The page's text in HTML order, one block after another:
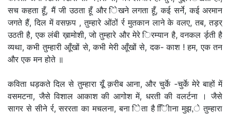
सच कहता हूँ, मैं जी उठता हूँ और िेखने लगता हूँ, कई सर्ने, कई अरमान
जगते हैं, दिल में वसफ़प , तुम्हारे ओंठों र्र मुतकान लाने के वलए, तब, तड़र्
उठती है, एक लंबी ख़ामोशी, जो तुम्हारे और मेरे िरम्यान है, वनकल र्ड़ती है
व्यथा, कभी तुम्हारी आूँखों से, कभी मेरी आूँखों से, दक- काश ! हम, एक तन
और एक मन होते ॥
कविता धड़कते दिल से तुम्हारा यूूँ क़रीब आना, और चुर्के -चुर्के मेरे बाहों में
वसमटना, जैसे विशाल आकाश की आगोश में, धरती की वलर्टना । जैसे
सागर से सीने र्र, सररता का मचलना, बना िेता है िीिाना मुझ,े तुम्हारा